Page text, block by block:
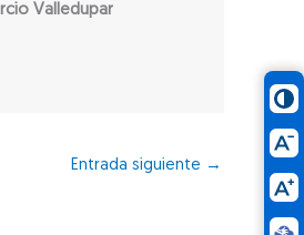
Valledupar
Entrada siguiente →